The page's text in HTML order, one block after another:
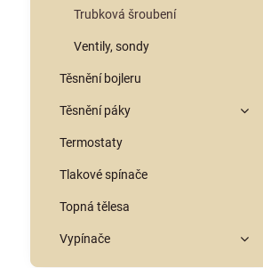
Trubková šroubení
Ventily, sondy
Těsnění bojleru
Těsnění páky
Termostaty
Tlakové spínače
Topná tělesa
Vypínače